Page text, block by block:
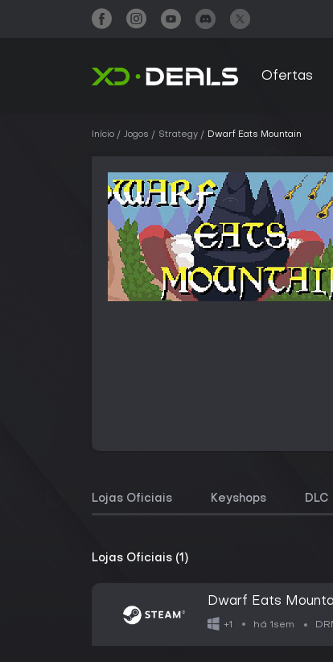
Ofertas
Início Jogos Strategy Dwarf Eats Mountain
Lojas Oficiais Keyshops DLC
Lojas Oficiais (1)
Dwarf Eats
+1 há 1sem